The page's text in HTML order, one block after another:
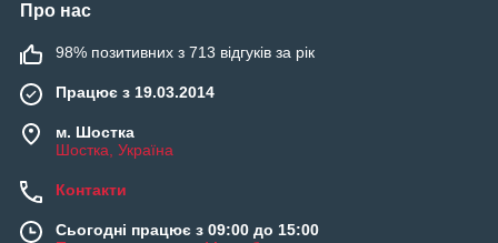
Про нас
98% позитивних з 713 відгуків за рік
Працює з 19.03.2014
м. Шостка
Шостка, Україна
Контакти
Сьогодні працює з 09:00 до 15:00